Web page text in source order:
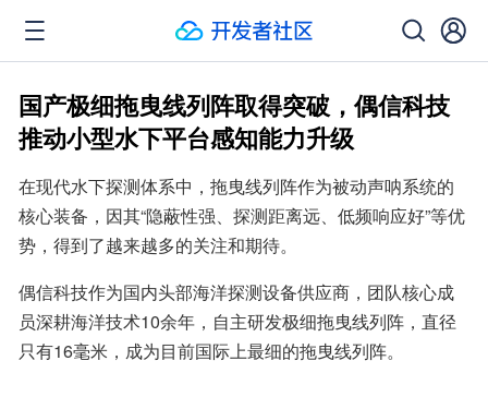
国产极细拖曳线列阵取得突破，偶信科技
推动小型水下平台感知能力升级
在现代水下探测体系中，拖曳线列阵作为被动声呐系统的
核心装备，因其“隐蔽性强、探测距离远、低频响应好”等优
势，得到了越来越多的关注和期待。
偶信科技作为国内头部海洋探测设备供应商，团队核心成
员深耕海洋技术10余年，自主研发极细拖曳线列阵，直径
只有16毫米，成为目前国际上最细的拖曳线列阵。